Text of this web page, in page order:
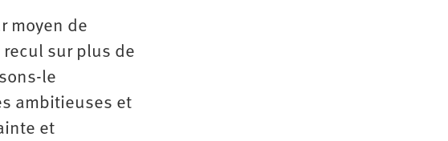
moyen de
sur plus de
le
ambitieuses et
et